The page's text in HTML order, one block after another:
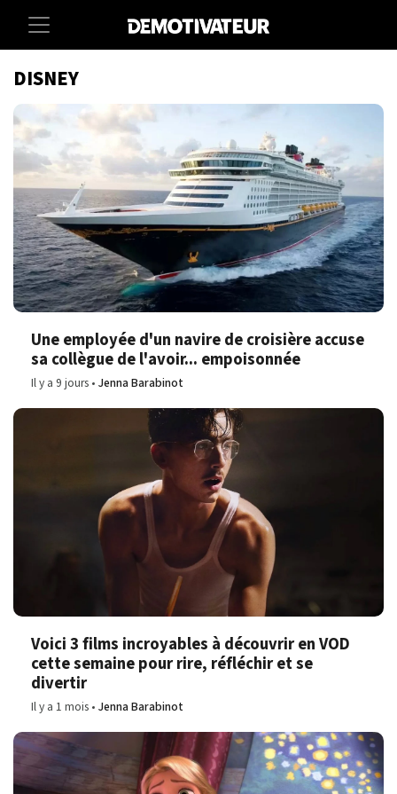
DISNEY
Une employée d'un navire de croisière accuse
sa collègue de l'avoir... empoisonnée
Il y a 9 jours Jenna Barabinot
Voici 3 films incroyables à découvrir en VOD
cette semaine pour rire, réfléchir et se
divertir
Il y a 1 mois Jenna Barabinot